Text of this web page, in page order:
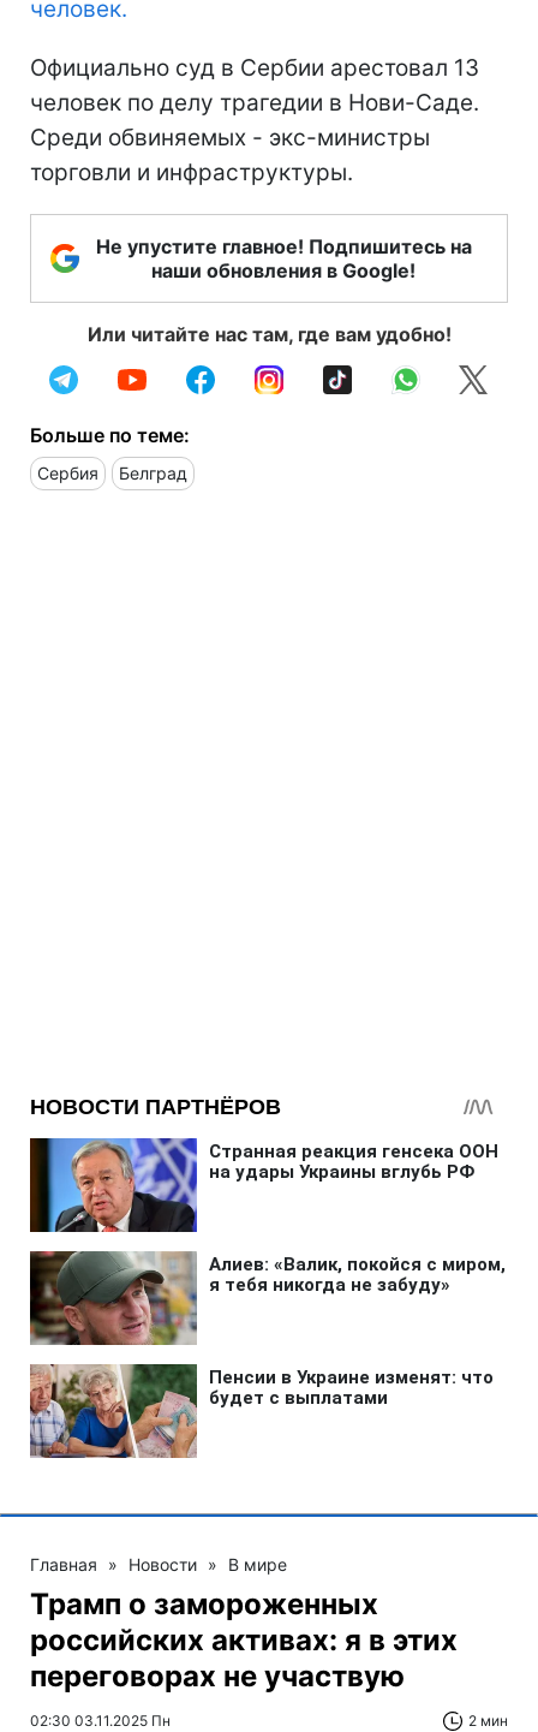
человек.
Официально суд в Сербии арестовал 13
человек по делу трагедии в Нови-Саде.
Среди обвиняемых - экс-министры
торговли и инфраструктуры.
Не упустите главное! Подпишитесь на
наши обновления в Google!
Или читайте нас там, где вам удобно!
Больше по теме:
Сербия Белград
Главная » Новости » В мире
Трамп о замороженных
российских активах: я в этих
переговорах не участвую
02:30 03.11.2025 Пн 2 мин